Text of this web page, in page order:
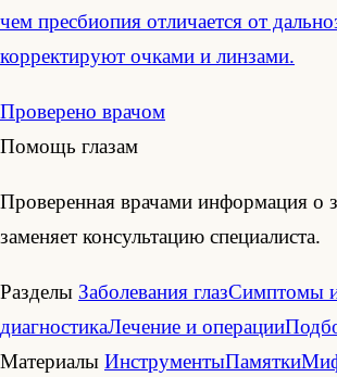
чем пресбиопия отличается от
корректируют очками и линзами.
Проверено врачом
Помощь глазам
Проверенная врачами информация о
заменяет консультацию специалиста.
Разделы Заболевания глазСимптомы
диагностикаЛечение и операции
Материалы ИнструментыПамятки